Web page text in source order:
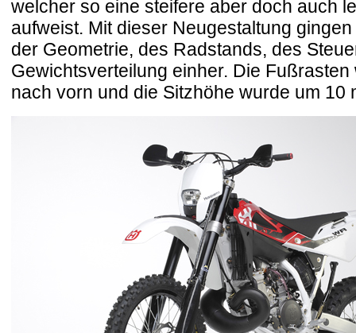
welcher so eine steifere aber doch auch
aufweist. Mit dieser Neugestaltung
der Geometrie, des Radstands, des
Gewichtsverteilung einher. Die
nach vorn und die Sitzhöhe wurde um 10